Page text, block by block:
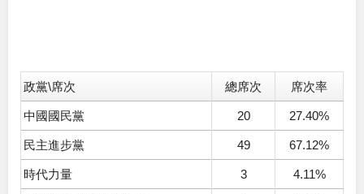
政黨\席次 總席次 席次率
中國國民黨 20 27.40%
民主進步黨 49 67.12%
時代力量 3 4.11%